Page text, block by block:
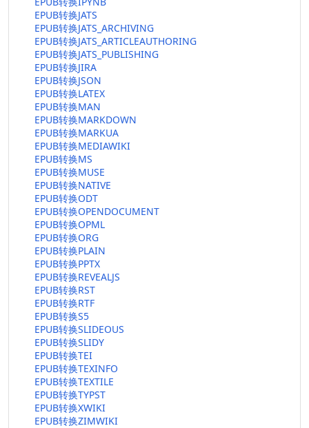
EPUB转换JATS
EPUB转换JATS_ARCHIVING
EPUB转换JATS_ARTICLEAUTHORING
EPUB转换JATS_PUBLISHING
EPUB转换JIRA
EPUB转换JSON
EPUB转换LATEX
EPUB转换MAN
EPUB转换MARKDOWN
EPUB转换MARKUA
EPUB转换MEDIAWIKI
EPUB转换MS
EPUB转换MUSE
EPUB转换NATIVE
EPUB转换ODT
EPUB转换OPENDOCUMENT
EPUB转换OPML
EPUB转换ORG
EPUB转换PLAIN
EPUB转换PPTX
EPUB转换REVEALJS
EPUB转换RST
EPUB转换RTF
EPUB转换S5
EPUB转换SLIDEOUS
EPUB转换SLIDY
EPUB转换TEI
EPUB转换TEXINFO
EPUB转换TEXTILE
EPUB转换TYPST
EPUB转换XWIKI
EPUB转换ZIMWIKI